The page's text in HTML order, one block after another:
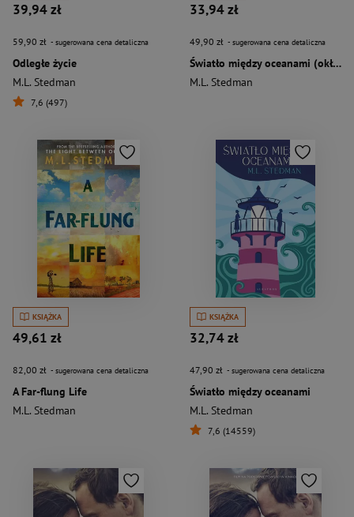
39,94 zł
59,90 zł - sugerowana cena detaliczna
Odległe życie
M.L. Stedman
7,6 (497)
33,94 zł
49,90 zł - sugerowana cena detaliczna
Światło między oceanami (okładka miękka)
M.L. Stedman
KSIĄŻKA
49,61 zł
82,00 zł - sugerowana cena detaliczna
A Far-flung Life
M.L. Stedman
KSIĄŻKA
32,74 zł
47,90 zł - sugerowana cena detaliczna
Światło między oceanami
M.L. Stedman
7,6 (14559)